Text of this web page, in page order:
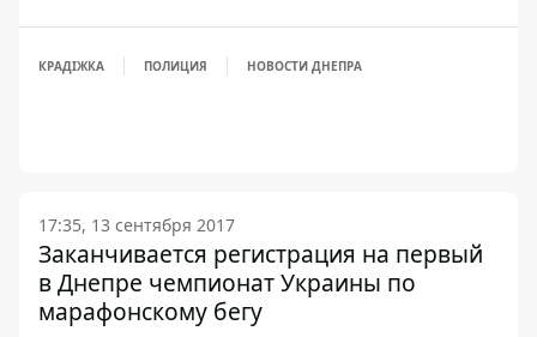
КРАДІЖКА ПОЛИЦИЯ НОВОСТИ ДНЕПРА
17:35, 13 сентября 2017
Заканчивается регистрация на первый
в Днепре чемпионат Украины по
марафонскому бегу